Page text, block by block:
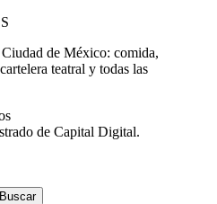
de México: comida,
teatral y todas las
de Capital Digital.
Buscar